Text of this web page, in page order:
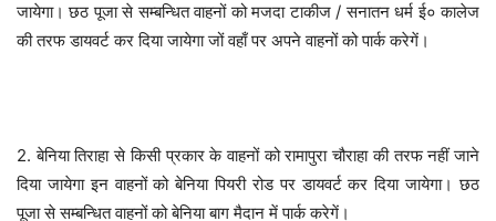
जायेगा। छठ पूजा से सम्बन्धित वाहनों को मजदा टाकीज / सनातन धर्म ई० कालेज
की तरफ डायवर्ट कर दिया जायेगा जों वहाँ पर अपने वाहनों को पार्क करेगें।
2. बेनिया तिराहा से किसी प्रकार के वाहनों को रामापुरा चौराहा की तरफ नहीं जाने
दिया जायेगा इन वाहनों को बेनिया पियरी रोड पर डायवर्ट कर दिया जायेगा। छठ
पूजा से सम्बन्धित वाहनों को बेनिया बाग मैदान में पार्क करेगें।